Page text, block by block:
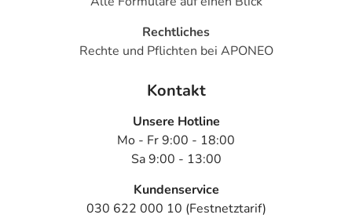
Rechtliches
Rechte und Pflichten bei APONEO
Kontakt
Unsere Hotline
Mo - Fr 9:00 - 18:00
Sa 9:00 - 13:00
Kundenservice
030 622 000 10 (Festnetztarif)